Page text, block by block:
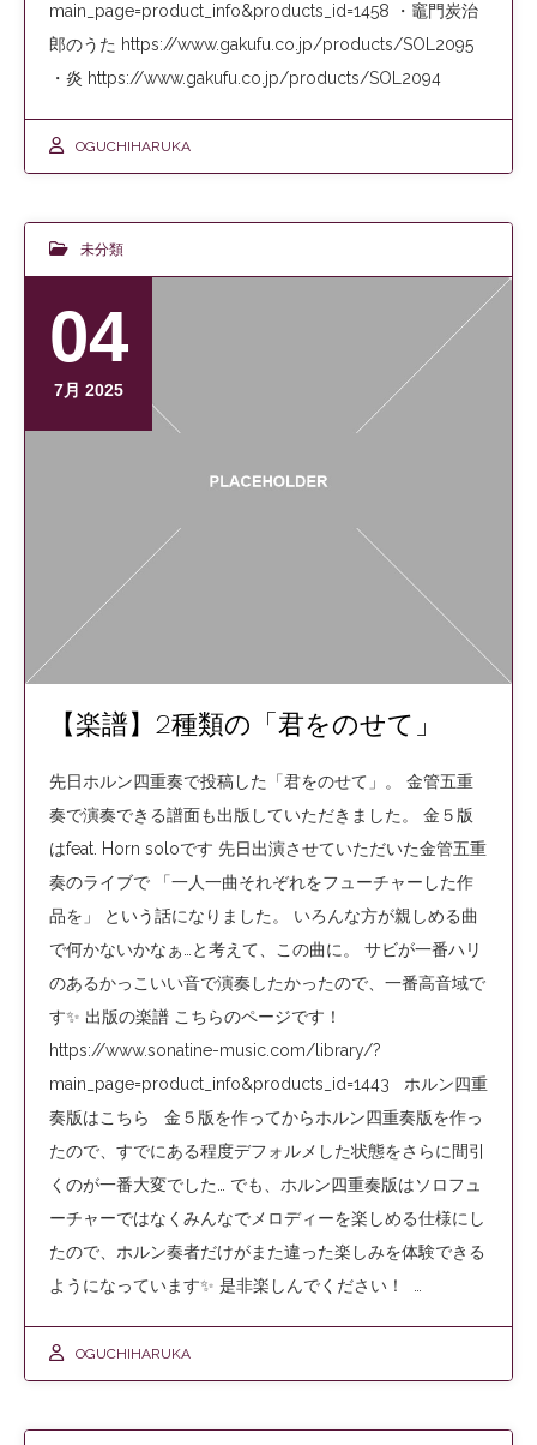
main_page=product_info&products_id=1458 ・竈門炭治
郎のうた https://www.gakufu.co.jp/products/SOL2095
・炎 https://www.gakufu.co.jp/products/SOL2094
OGUCHIHARUKA
未分類
04
7月 2025
【楽譜】2種類の「君をのせて」
先日ホルン四重奏で投稿した「君をのせて」。 金管五重
奏で演奏できる譜面も出版していただきました。 金５版
はfeat. Horn soloです 先日出演させていただいた金管五重
奏のライブで 「一人一曲それぞれをフューチャーした作
品を」 という話になりました。 いろんな方が親しめる曲
で何かないかなぁ…と考えて、この曲に。 サビが一番ハリ
のあるかっこいい音で演奏したかったので、一番高音域で
す✨ 出版の楽譜 こちらのページです！
https://www.sonatine-music.com/library/?
main_page=product_info&products_id=1443 ホルン四重
奏版はこちら 金５版を作ってからホルン四重奏版を作っ
たので、すでにある程度デフォルメした状態をさらに間引
くのが一番大変でした… でも、ホルン四重奏版はソロフュ
ーチャーではなくみんなでメロディーを楽しめる仕様にし
たので、ホルン奏者だけがまた違った楽しみを体験できる
ようになっています✨ 是非楽しんでください！ …
OGUCHIHARUKA